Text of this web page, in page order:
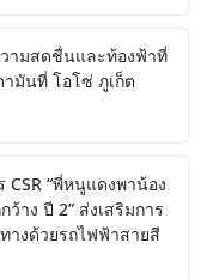
ามสดชื่นและท้องฟ้าที่
มันที่ โอโซ่ ภูเก็ต
“พี่หนูแดงพาน้อง
าง ปี 2” ส่งเสริมการ
างด้วยรถไฟฟ้าสายสี